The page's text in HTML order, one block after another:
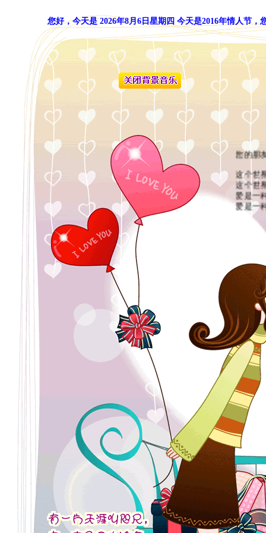
您好，今天是2026年8月6日星期四 今天是2016年情人节，
您的朋
这个世
这个世
爱是一
爱是一
爱是
给爱一
给爱一
祝天下
友： 桃